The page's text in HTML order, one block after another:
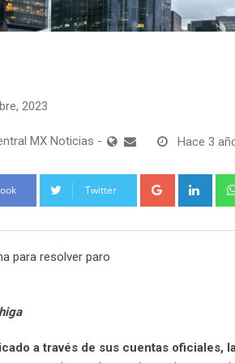
2023
MX Noticias - Hace 3
Twitter Google+
para resolver paro
a través de sus cuentas oficiales,